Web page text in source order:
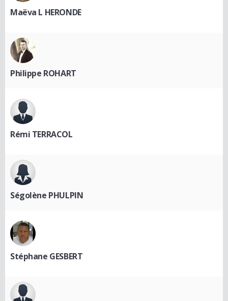
Maëva L HERONDE
Philippe ROHART
Rémi TERRACOL
Ségolène PHULPIN
Stéphane GESBERT